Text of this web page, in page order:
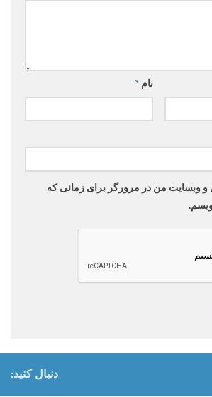
نام *
و وبسایت من در مرورگر برای زمانی که
دنبال کنید: